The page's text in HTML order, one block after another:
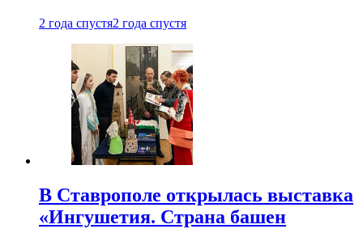
2 года спустя2 года спустя
В Ставрополе открылась выставка
«Ингушетия. Страна башен